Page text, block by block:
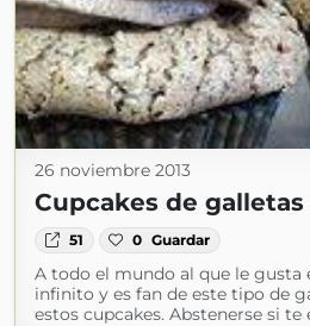
26 noviembre 2013
Cupcakes de
51 0 Guardar
A todo el mundo al que le gusta
infinito y es fan de este tipo de
estos cupcakes. Abstenerse si te